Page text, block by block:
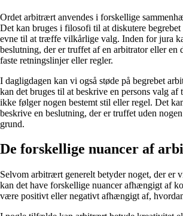
Ordet arbitrært anvendes i forskellige
Det kan bruges i filosofi til at diskutere
evne til at træffe vilkårlige valg. Inden for jura
beslutning, der er truffet af en arbitrator eller en
faste retningslinjer eller regler.
I dagligdagen kan vi også støde på begrebet
kan det bruges til at beskrive en persons valg
ikke følger nogen bestemt stil eller regel. Det
beskrive en beslutning, der er truffet uden
grund.
De forskellige nuancer af
Selvom arbitrært generelt betyder noget, der
kan det have forskellige nuancer afhængigt af
være positivt eller negativt afhængigt af,